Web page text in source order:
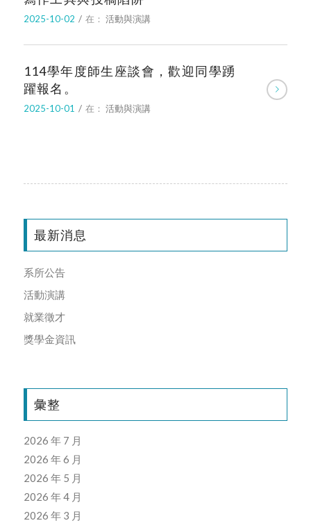
2025-10-02 / 在： 活動與演講
114學年度師生座談會，歡迎同學踴
躍報名。
2025-10-01 / 在： 活動與演講
最新消息
系所公告
活動演講
就業徵才
獎學金資訊
彙整
2026 年 7 月
2026 年 6 月
2026 年 5 月
2026 年 4 月
2026 年 3 月